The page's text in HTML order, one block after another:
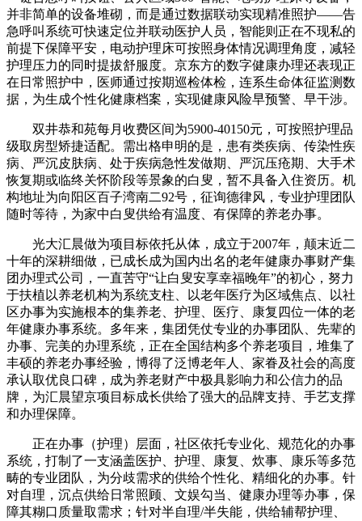
并非简单的设备堆砌，而是通过数据联动实现精准照护——告
急呼叫系统可快速定位并联动医护人员，智能则正在不现私的
前提下保障平安，电动护理床可按照身体情况调理角度，减轻
护理压力的同时提拔舒服度。京东方的数字健康办理还表现正
在日常照护中，医师通过按期巡检体检，连系生命体征监测数
据，为生成个性化健康档案，实现健康风险早预警、早干涉。
双井恭和苑每月收费区间为5900-40150元，可按照护理品
级取房型矫捷适配。需出格申明的是，患有类疾病、传染性疾
病、严沉皮肤病、处于疾病急性发做期、严沉压疮期、大手术
恢复期或临终关怀阶段等景象的白叟，暂不具备入住资历。机
构地址为向阳区百子湾南二92号，征询德律风，专业护理团队
随时等待，为家中白叟供给有温度、有保障的养老办事。
光大汇晨做为项目标依托从体，成立于2007年，颠末近二
十年的深耕细做，已成长成为国内出名的老年健康办事财产集
团办理式公司，一直苦守“让白叟安享幸福晚年”的初心，努力
于扶植以养老机构为系统支柱、以老年医疗为区域焦点、以社
区办事为实施根本的集养老、护理、医疗、康复四位一体的老
年健康办事系统。多年来，集团凭仗专业的办事团队、先辈的
办事、完美的办理系统，正在全国结构多个养老项目，堆集了
丰硕的养老办事经验，博得了泛博老年人、家眷及社会的高度
承认取优良口碑，成为养老财产中极具影响力和公信力的品
牌，为汇晨望京项目标成长供给了强大的品牌支持、手艺支撑
和办理保障。
正在办事（护理）层面，社区依托专业化、规范化的办事
系统，打制了一支涵盖医护、护理、康复、炊事、康乐等多范
畴的专业团队，为分歧需求的供给个性化、精细化的办事。针
对自理，沉点供给日常照顾、文娱勾当、健康办理等办事，保
障其糊口质量取需求；针对半自理/半失能，供给辅帮护理、